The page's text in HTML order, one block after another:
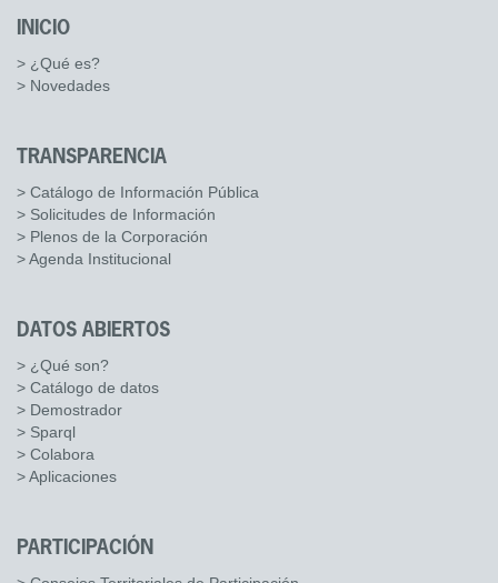
INICIO
> ¿Qué es?
> Novedades
TRANSPARENCIA
> Catálogo de Información Pública
> Solicitudes de Información
> Plenos de la Corporación
> Agenda Institucional
DATOS ABIERTOS
> ¿Qué son?
> Catálogo de datos
> Demostrador
> Sparql
> Colabora
> Aplicaciones
PARTICIPACIÓN